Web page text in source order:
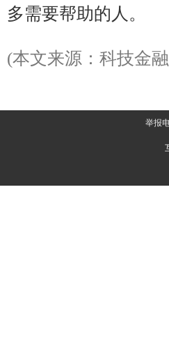
多需要帮助的人。
(本文来源：科技金
举报